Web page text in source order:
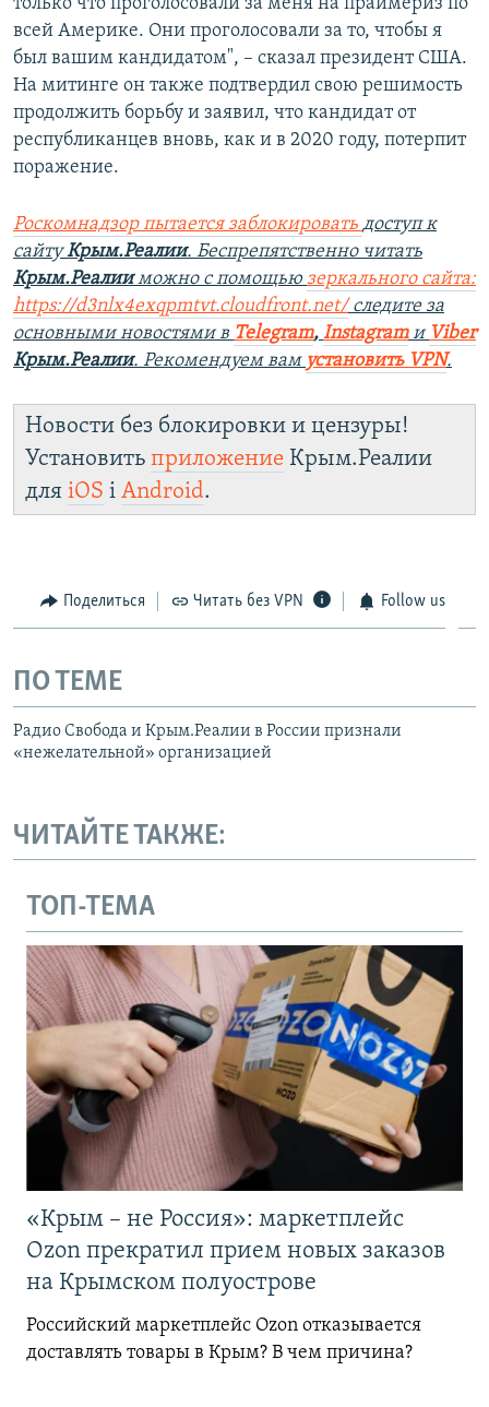
всей Америке. Они проголосовали за то, чтобы я
был вашим кандидатом", – сказал президент США.
На митинге он также подтвердил свою решимость
продолжить борьбу и заявил, что кандидат от
республиканцев вновь, как и в 2020 году, потерпит
поражение.
Роскомнадзор пытается заблокировать доступ к
сайтуКрым.Реалии. Беспрепятственно читать
Крым.Реалииможно с помощью зеркального сайта:
https://d3nlx4exqpmtvt.cloudfront.net/следите за
основными новостями в Telegram, Instagramи Viber
Крым.Реалии. Рекомендуем вам установить VPN.
Новости без блокировки и цензуры!
Установить приложение Крым.Реалии
для iOS і Android.
Поделиться Читать без VPN Follow us
ПО ТЕМЕ
Радио Свобода и Крым.Реалии в России признали
«нежелательной» организацией
ЧИТАЙТЕ ТАКЖЕ:
ТОП-ТЕМА
«Крым – не Россия»: маркетплейс
Ozon прекратил прием новых заказов
на Крымском полуострове
Российский маркетплейс Ozon отказывается
доставлять товары в Крым? В чем причина?